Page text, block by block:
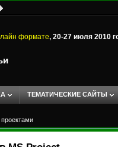
формате, 20-27 июля 2010
ТЕМАТИЧЕСКИЕ САЙТЫ